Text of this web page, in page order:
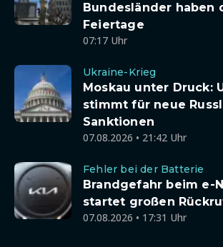
Bundesländer haben
Feiertage
07:17 Uhr
Ukraine-Krieg
Moskau unter Druck:
stimmt für neue
Sanktionen
07.08.2026 • 21:42 Uhr
Fehler bei der Batterie
Brandgefahr beim e-
startet großen
07.08.2026 • 17:31 Uhr